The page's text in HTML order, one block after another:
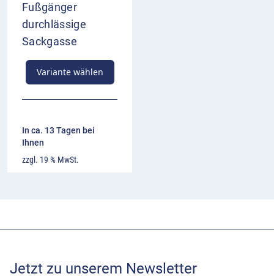
Fußgänger
durchlässige
Sackgasse
Variante wählen
In ca. 13 Tagen bei
Ihnen
zzgl. 19 % MwSt.
Jetzt zu unserem Newsletter